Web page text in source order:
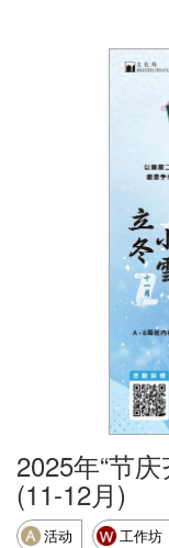
2025年“节
(11-12月)
活动 工作坊